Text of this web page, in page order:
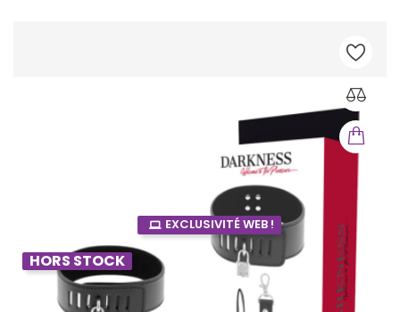
EXCLUSIVITÉ WEB !
HORS STOCK